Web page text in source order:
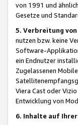
von 1991 und
Gesetze und
5. Verbreitung
nutzen bzw. keine
Software-
ein Endnutzer
Zugelassenen
Viera Cast oder
Entwicklung von
6. Inhalte auf